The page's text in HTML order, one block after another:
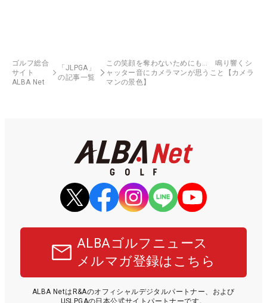
ゴルフ総合
サイト
ALBA Net
「JLPGA」
の記事一覧
この笑顔を奪わないためにも… 鳴り響くシ
ャッター音にカメラマンが思うこと【カメラ
マンの景色】
ALBAゴルフニュース
メルマガ登録はこちら
ALBA NetはR&Aのオフィシャルデジタルパートナー、および
USLPGAの日本公式サイトパートナーです。